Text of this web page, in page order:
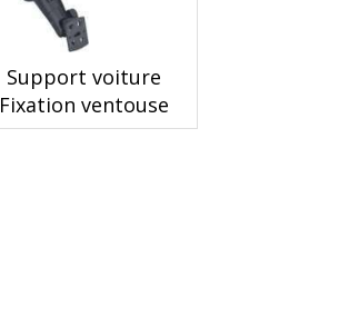
Support voiture
Fixation ventouse